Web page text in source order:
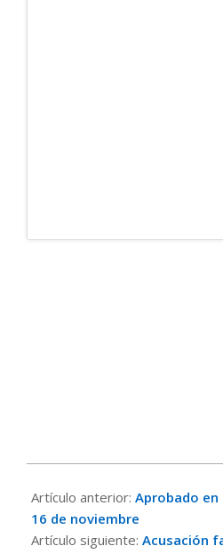
11-
18
Artículo anterior: Aprobado
16 de noviembre
Artículo siguiente: Acusación